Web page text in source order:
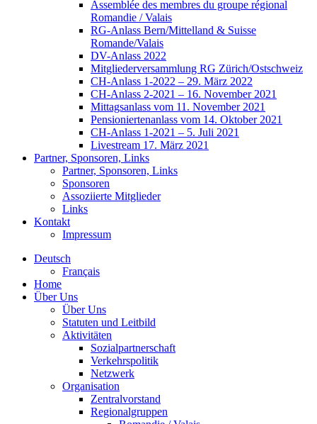
Assemblée des membres du groupe régional
Romandie / Valais
RG-Anlass Bern/Mittelland & Suisse
Romande/Valais
DV-Anlass 2022
Mitgliederversammlung RG Zürich/Ostschweiz
CH-Anlass 1-2022 – 29. März 2022
CH-Anlass 2-2021 – 16. November 2021
Mittagsanlass vom 11. November 2021
Pensioniertenanlass vom 14. Oktober 2021
CH-Anlass 1-2021 – 5. Juli 2021
Livestream 17. März 2021
Partner, Sponsoren, Links
Partner, Sponsoren, Links
Sponsoren
Assoziierte Mitglieder
Links
Kontakt
Impressum
Deutsch
Français
Home
Über Uns
Über Uns
Statuten und Leitbild
Aktivitäten
Sozialpartnerschaft
Verkehrspolitik
Netzwerk
Organisation
Zentralvorstand
Regionalgruppen